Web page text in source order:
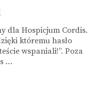
dla Hospicjum Cordis.
któremu hasło
wspaniali!”. Poza
…